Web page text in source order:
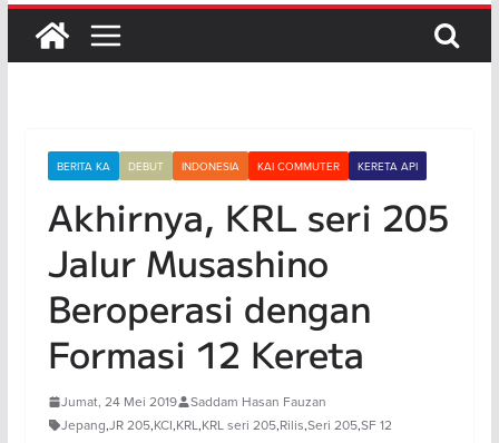
BERITA KA DEBUT INDONESIA KAI COMMUTER KERETA API
Akhirnya, KRL seri 205
Jalur Musashino
Beroperasi dengan
Formasi 12 Kereta
Jumat, 24 Mei 2019
Saddam Hasan Fauzan
Jepang,JR 205,KCI,KRL,KRL seri 205,Rilis,Seri 205,SF 12